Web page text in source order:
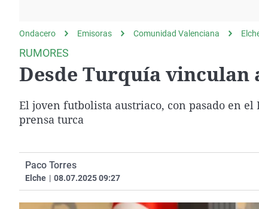
Operación Viuda
Negra
Navarra
Ondacero Emisoras Comunidad Valenciana
RUMORES
Desde Turquía vinculan
El joven futbolista austriaco, con pasado en
prensa turca
Paco Torres
Elche | 08.07.2025 09:27